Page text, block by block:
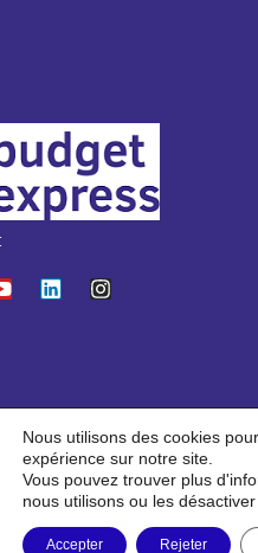
Nous utilisons des cookies
expérience sur notre site.
Vous pouvez trouver plus
nous utilisons ou les
Accepter Rejeter